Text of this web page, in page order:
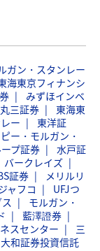
ガン・スタンレー
海東京フィナンシ
みずほインベ
丸三証券
東海東
ー
東洋証
ー・モルガン・
プ証券
水戸証
バークレイズ
証券
メリルリ
ャフコ
UFJつ
モルガン・
藍澤證券
スセンター
三
大和証券投資信託